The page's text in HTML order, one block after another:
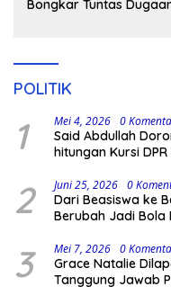
Bongkar Tuntas
POLITIK
1 Mei 4, 2026 0
Said Abdullah
hitungan Kursi
2 Juni 25, 2026 0
Dari Beasiswa ke
Berubah Jadi Bola
3 Mei 7, 2026 0
Grace Natalie
Tanggung Jawab